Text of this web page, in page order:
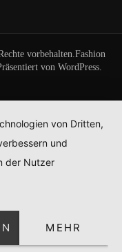
vorbehalten. Fashion
von WordPress
von Dritten,
und
der Nutzer
MEHR